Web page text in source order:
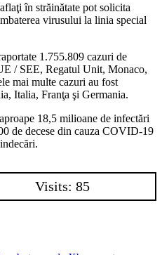
în străinătate pot solicita
virusului la linia special
1.755.809 cazuri de
/ SEE, Regatul Unit, Monaco,
mai multe cazuri au fost
Italia, Franţa şi Germania.
18,5 milioane de infectări
de decese din cauza COVID-19
Visits: 85